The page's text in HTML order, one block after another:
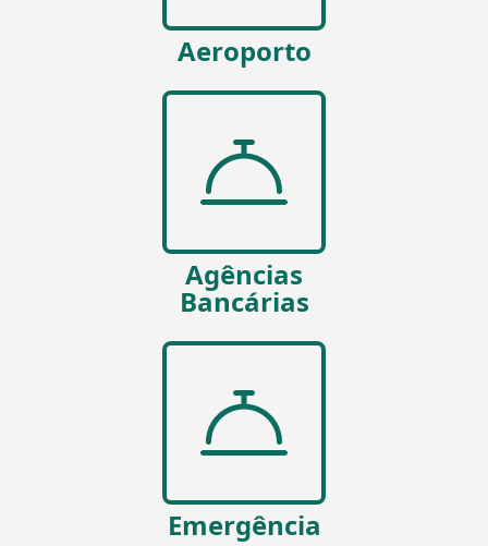
Aeroporto
Agências
Bancárias
Emergência